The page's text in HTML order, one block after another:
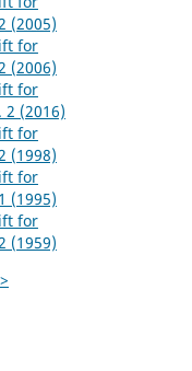
(2005)
for
(2006)
for
(2016)
for
(1998)
for
(1995)
for
(1959)